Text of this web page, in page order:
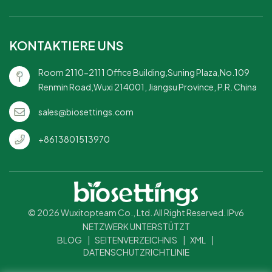
auslaufsicheren Transport
von Mahlzeiten, egal ob zum
Essen vor Ort oder zum
Mitnehmen.Verfügbarkeit im
kostengünstige Option für
Restaurants und Catering-
Dienste, die auf die Umwelt
KONTAKTIERE UNS
Room 2110-2111 Office Building,Suning Plaza,No.109
Renmin Road,Wuxi 214001, Jiangsu Province, P.R. China
sales@biosettings.com
+8613801513970
© 2026 Wuxitopteam Co., Ltd. All Right Reserved. IPv6
NETZWERK UNTERSTÜTZT
BLOG
SEITENVERZEICHNIS XML
DATENSCHUTZRICHTLINIE